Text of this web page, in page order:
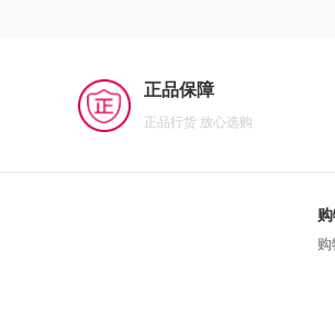
正品保障
正品行货 放心选购
购